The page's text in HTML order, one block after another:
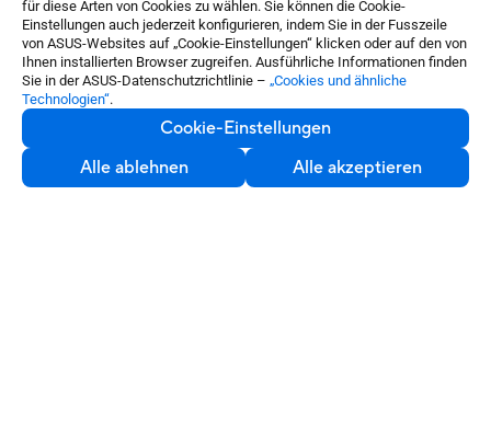
für diese Arten von Cookies zu wählen. Sie können die Cookie-
Einstellungen auch jederzeit konfigurieren, indem Sie in der Fusszeile
von ASUS-Websites auf „Cookie-Einstellungen“ klicken oder auf den von
Ihnen installierten Browser zugreifen. Ausführliche Informationen finden
Sie in der ASUS-Datenschutzrichtlinie – „Cookies und ähnliche
Technologien“.
Cookie-Einstellungen
Alle ablehnen
Alle akzeptieren